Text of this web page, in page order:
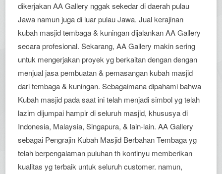
dikerjakan AA Gallery nggak sekedar di daerah pulau
Jawa namun juga di luar pulau Jawa. Jual kerajinan
kubah masjid tembaga & kuningan dijalankan AA Gallery
secara profesional. Sekarang, AA Gallery makin sering
untuk mengerjakan proyek yg berkaitan dengan dengan
menjual jasa pembuatan & pemasangan kubah masjid
dari tembaga & kuningan. Sebagaimana dipahami bahwa
Kubah masjid pada saat ini telah menjadi simbol yg telah
lazim dijumpai hampir di seluruh masjid, khususya di
Indonesia, Malaysia, Singapura, & lain-lain. AA Gallery
sebagai Pengrajin Kubah Masjid Berbahan Tembaga yg
telah berpengalaman puluhan th kontinyu memberikan
kualitas yg terbaik untuk seluruh customer. namun,